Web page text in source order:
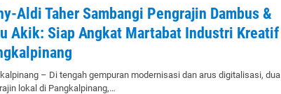
Aldi Taher Sambangi Pengrajin Dambus &
Akik: Siap Angkat Martabat Industri Kreatif
– Di tengah gempuran modernisasi dan arus digitalisasi, dua
lokal di Pangkalpinang,…